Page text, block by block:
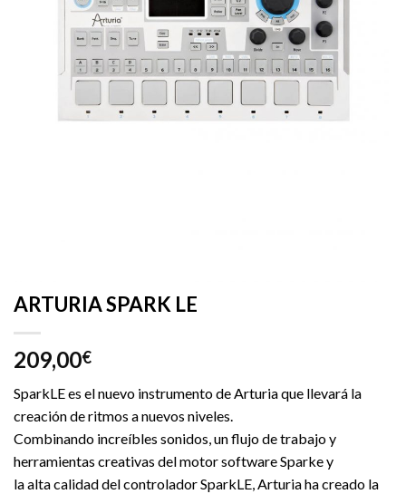
ARTURIA SPARK LE
209,00€
SparkLE es el nuevo instrumento de Arturia que llevará la
creación de ritmos a nuevos niveles.
Combinando increíbles sonidos, un flujo de trabajo y
herramientas creativas del motor software Sparke y
la alta calidad del controlador SparkLE, Arturia ha creado la